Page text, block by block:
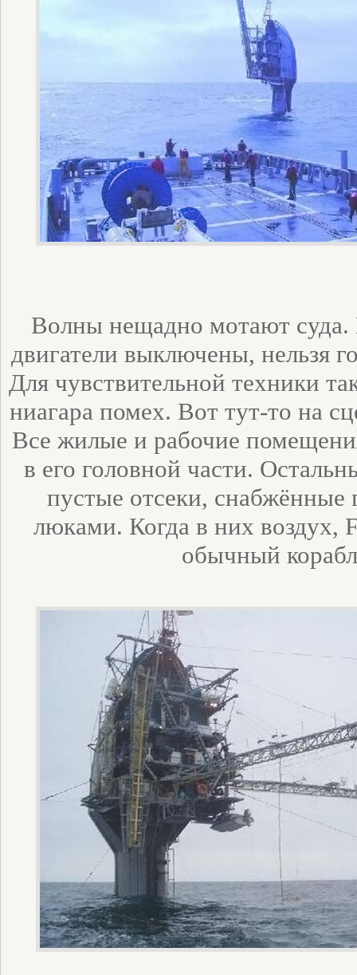
Волны нещадно мотают суда.
двигатели выключены, нельзя
Для чувствительной техники
ниагара помех. Вот тут-то на
Все жилые и рабочие
в его головной части.
пустые отсеки,
люками. Когда в них воздух,
обычный